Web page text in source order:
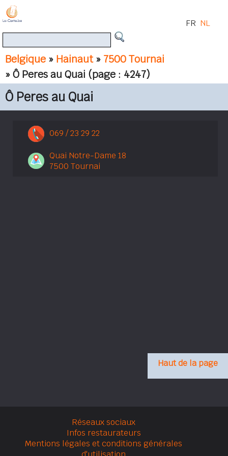
Belgique » Hainaut» 7500 Tournai
» Ô Peres au Quai (page : 4247)
FR NL
Ô Peres au Quai
069 / 23 29 22
Quai Notre-Dame 18
7500 Tournai
Haut de la page
Réseaux sociaux
Infos restaurateurs
Mentions légales et conditions générales